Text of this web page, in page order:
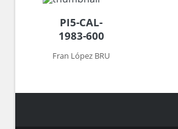
PI5-CAL-
1983-600
Fran López BRU